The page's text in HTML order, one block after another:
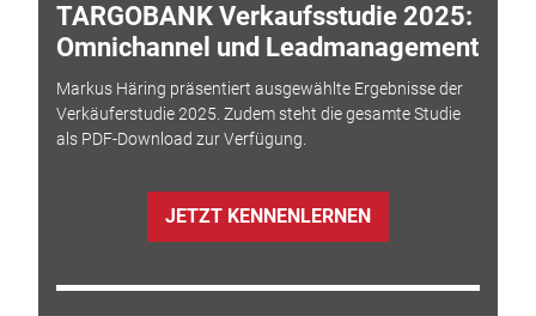
TARGOBANK Verkaufsstudie 2025:
Omnichannel und Leadmanagement
Markus Häring präsentiert ausgewählte Ergebnisse der
Verkäuferstudie 2025. Zudem steht die gesamte Studie
als PDF-Download zur Verfügung.
JETZT KENNENLERNEN